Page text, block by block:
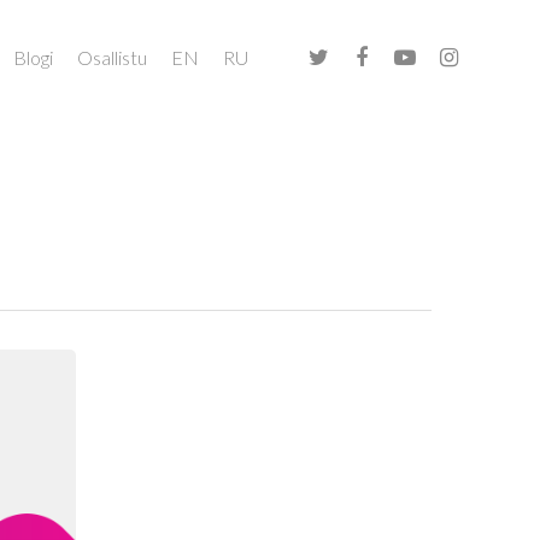
Blogi Osallistu EN RU